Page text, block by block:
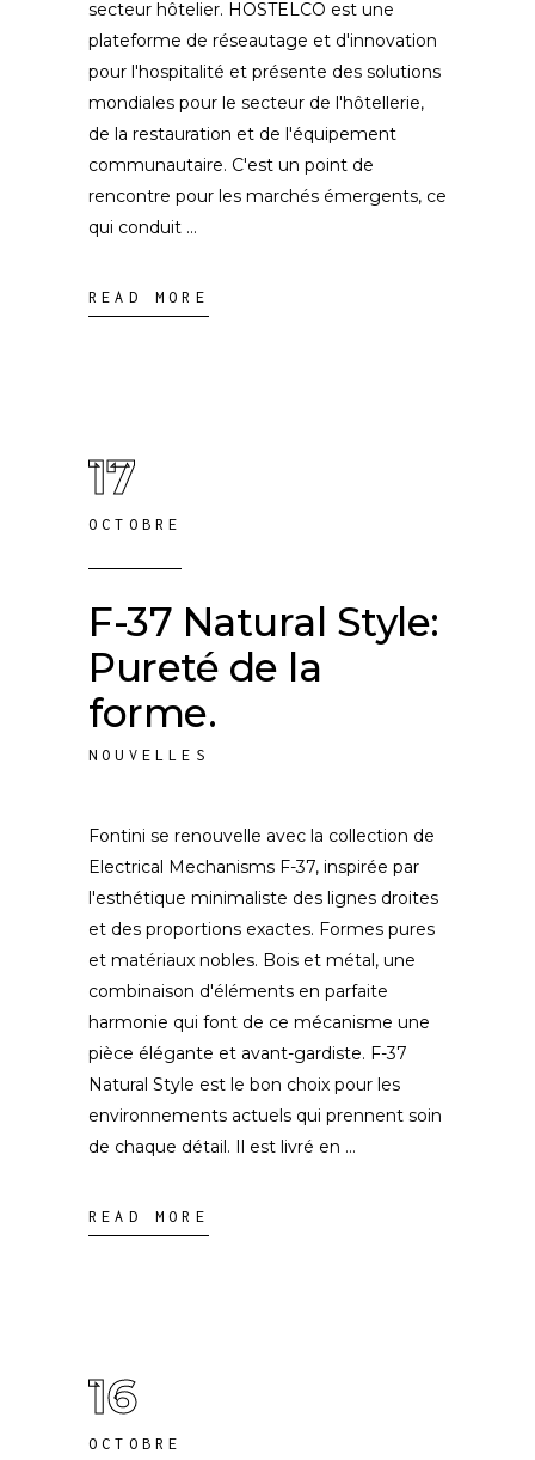
secteur hôtelier. HOSTELCO est une
plateforme de réseautage et d'innovation
pour l'hospitalité et présente des solutions
mondiales pour le secteur de l'hôtellerie,
de la restauration et de l'équipement
communautaire. C'est un point de
rencontre pour les marchés émergents, ce
qui conduit
READ MORE
17
OCTOBRE
F-37 Natural Style:
Pureté de la
forme.
NOUVELLES
Fontini se renouvelle avec la collection de
Electrical Mechanisms F-37, inspirée par
l'esthétique minimaliste des lignes droites
et des proportions exactes. Formes pures
et matériaux nobles. Bois et métal, une
combinaison d'éléments en parfaite
harmonie qui font de ce mécanisme une
pièce élégante et avant-gardiste. F-37
Natural Style est le bon choix pour les
environnements actuels qui prennent soin
de chaque détail. Il est livré en
READ MORE
16
OCTOBRE